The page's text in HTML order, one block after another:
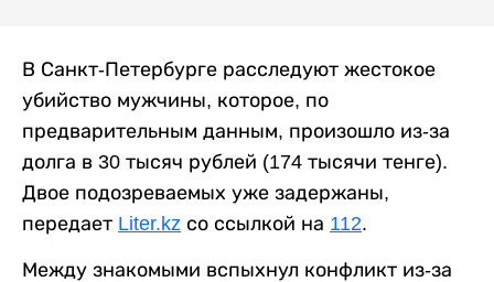
В Санкт-Петербурге расследуют жестокое
убийство мужчины, которое, по
предварительным данным, произошло из-за
долга в 30 тысяч рублей (174 тысячи тенге).
Двое подозреваемых уже задержаны,
передает Liter.kz со ссылкой на 112.
Между знакомыми вспыхнул конфликт из-за